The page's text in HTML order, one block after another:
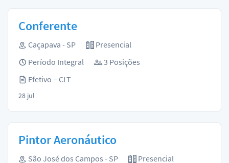
Conferente
Caçapava - SP
Presencial
Período Integral
3 Posições
Efetivo – CLT
28 jul
Pintor Aeronáutico
São José dos Campos - SP
Presencial